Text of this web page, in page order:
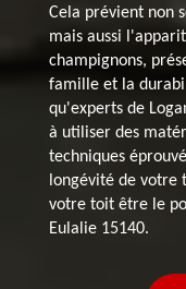
Cela prévient non
mais aussi
champignons,
famille et la
qu'experts de
à utiliser des
techniques
longévité de votre
votre toit être le
Eulalie 15140.